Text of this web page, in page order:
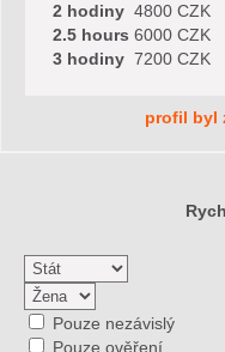
2 hodiny 4800 CZK
2.5 hours 6000 CZK
3 hodiny 7200 CZK
profil byl
Pouze nezávislý
Pouze ověření